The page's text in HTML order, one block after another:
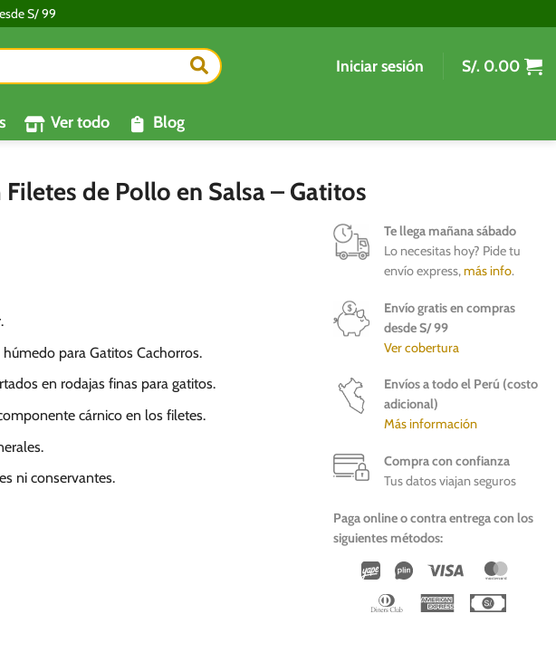
S/ 99
Iniciar sesión S/. 0.00
Ver todo Blog
de Pollo en Salsa – Gatitos
para Gatitos Cachorros.
en rodajas finas para gatitos.
cárnico en los filetes.
ni conservantes.
Te llega mañana sábado
Lo necesitas hoy? Pide tu
envío express,más info.
Envío gratis en compras
desde S/ 99
Ver cobertura
Envíos a todo el Perú (costo
adicional)
Más información
Compra con confianza
Tus datos viajan seguros
Paga online o contra entrega con los
siguientes métodos:
Wirecard
Vipps Visa
Dinners
American